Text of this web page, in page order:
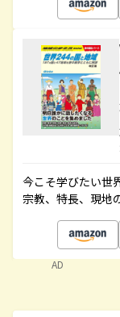
今こそ学びたい世
宗教、特長、現地
AD